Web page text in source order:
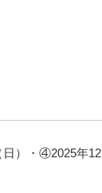
）・④2025年